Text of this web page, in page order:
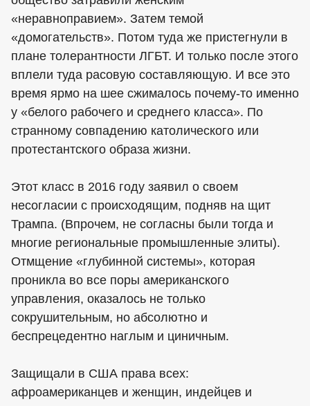
«неравноправием». Затем темой
«домогательств». Потом туда же пристегнули в
плане толерантности ЛГБТ. И только после этого
вплели туда расовую составляющую. И все это
время ярмо на шее сжималось почему-то именно
у «белого рабочего и среднего класса». По
странному совпадению католического или
протестантского образа жизни.
Этот класс в 2016 году заявил о своем
несогласии с происходящим, подняв на щит
Трампа. (Впрочем, не согласны были тогда и
многие региональные промышленные элиты).
Отмщение «глубинной системы», которая
проникла во все поры американского
управления, оказалось не только
сокрушительным, но абсолютно и
беспрецедентно наглым и циничным.
Защищали в США права всех:
афроамериканцев и женщин, индейцев и